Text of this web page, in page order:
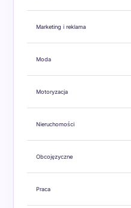
Marketing i reklama
Moda
Motoryzacja
Nieruchomości
Obcojęzyczne
Praca